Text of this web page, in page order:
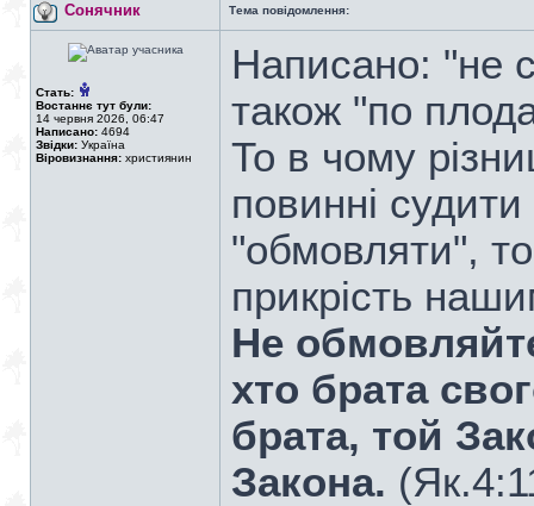
Сонячник Тема повідомлення:
Стать:
Востаннє тут були:
14 червня 2026, 06:47
Написано: 4694
Звідки: Україна
Віровизнання: християнин
Написано: "не
також "по
То в чому
повинні судити
"обмовляти",
прикрість
Не
хто брата
брата, той
Закона.